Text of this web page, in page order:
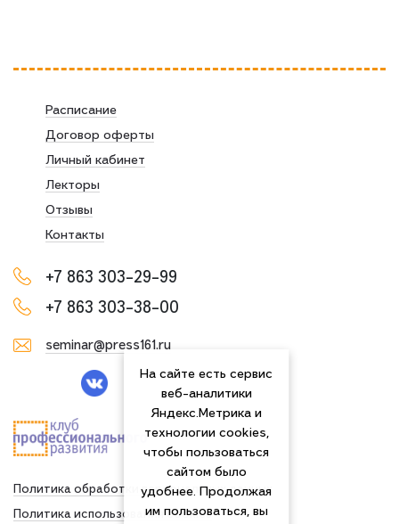
Политика обработки персональных данных
Политика использования сookies
Расписание
Договор оферты
Личный кабинет
Лекторы
Отзывы
Контакты
+7 863 303-29-99
+7 863 303-38-00
seminar@press161.ru
На сайте есть сервис
веб-аналитики
Яндекс.Метрика и
технологии cookies,
чтобы пользоваться
сайтом было
удобнее. Продолжая
им пользоваться, вы